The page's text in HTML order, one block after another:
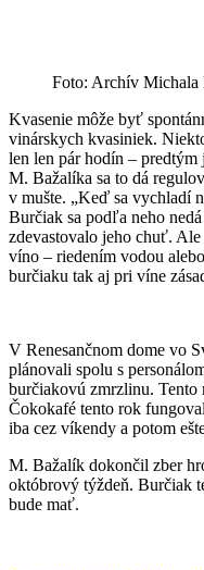
Foto: Archív Michala
Kvasenie môže byť
vinárskych kvasiniek.
len len pár hodín –
M. Bažalíka sa to dá
v mušte. „Keď sa vychladí
Burčiak sa podľa neho
zdevastovalo jeho chuť.
víno – riedením vodou
burčiaku tak aj pri víne
V Renesančnom dome vo
plánovali spolu s
burčiakovú zmrzlinu.
Čokokafé tento rok
iba cez víkendy a potom
M. Bažalík dokončil zber
októbrový týždeň. Burčiak
bude mať.